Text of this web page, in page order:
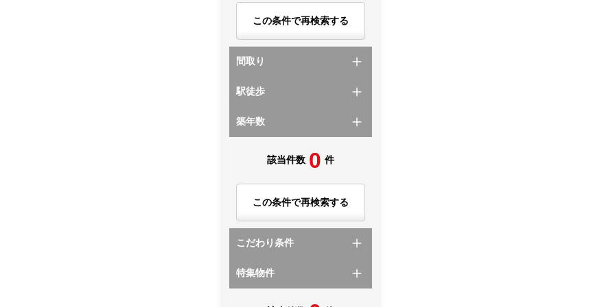
この条件で再検索する
間取り
駅徒歩
築年数
該当件数 0 件
この条件で再検索する
こだわり条件
特集物件